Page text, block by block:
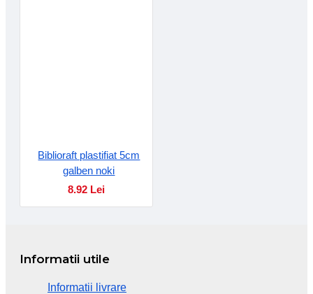
Biblioraft plastifiat 5cm
galben noki
8.92 Lei
Informatii utile
Informatii livrare